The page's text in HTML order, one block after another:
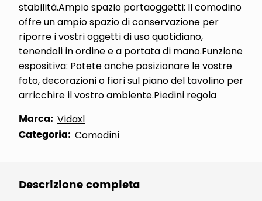
stabilità.Ampio spazio portaoggetti: Il comodino
offre un ampio spazio di conservazione per
riporre i vostri oggetti di uso quotidiano,
tenendoli in ordine e a portata di mano.Funzione
espositiva: Potete anche posizionare le vostre
foto, decorazioni o fiori sul piano del tavolino per
arricchire il vostro ambiente.Piedini regola
Marca: Vidaxl
Categoria: Comodini
Descrizione completa